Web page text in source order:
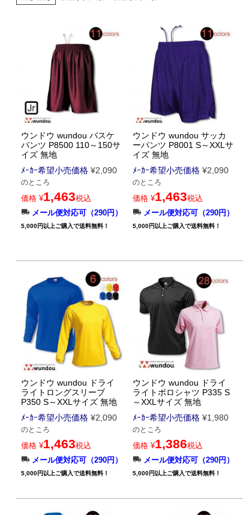
ウンドウ wundou バスケ
パンツ P8500 110～150サ
イズ 無地
ﾒｰｶｰ希望小売価格 ¥2,090
のところ
価格 ¥1,463税込
メール便対応可（290円）
5,000円以上ご購入で送料無料！
ウンドウ wundou サッカ
ーパンツ P8001 S～XXLサ
イズ 無地
ﾒｰｶｰ希望小売価格 ¥2,090
のところ
価格 ¥1,463税込
メール便対応可（290円）
5,000円以上ご購入で送料無料！
ウンドウ wundou ドライ
ライトロングスリーブ
P350 S～XXLサイズ 無地
ﾒｰｶｰ希望小売価格 ¥2,090
のところ
価格 ¥1,463税込
メール便対応可（290円）
5,000円以上ご購入で送料無料！
ウンドウ wundou ドライ
ライトポロシャツ P335 S
～XXLサイズ 無地
ﾒｰｶｰ希望小売価格 ¥1,980
のところ
価格 ¥1,386税込
メール便対応可（290円）
5,000円以上ご購入で送料無料！